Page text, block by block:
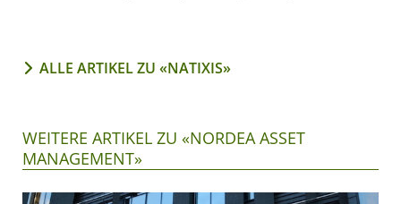
ALLE ARTIKEL ZU «NATIXIS»
WEITERE ARTIKEL ZU «NORDEA ASSET
MANAGEMENT»